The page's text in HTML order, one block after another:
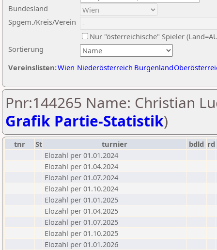
Sortierung
Bundesland
Spgem./Kreis/Verein
Nur "österreichische" Spieler
Vereinslisten:Wien Niederösterreich Burgenland
Pnr:144265 Name: Christian
Grafik Partie-Statistik)
tnr St turnier bdld rd
Elozahl per 01.01.2024
Elozahl per 01.04.2024
Elozahl per 01.07.2024
Elozahl per 01.10.2024
Elozahl per 01.01.2025
Elozahl per 01.04.2025
Elozahl per 01.07.2025
Elozahl per 01.10.2025
Elozahl per 01.01.2026